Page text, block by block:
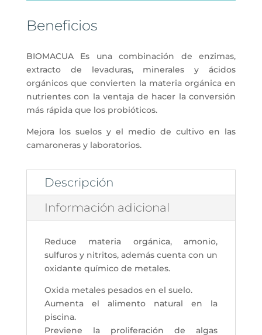
Beneficios
BIOMACUA Es una combinación de enzimas,
extracto de levaduras, minerales y ácidos
orgánicos que convierten la materia orgánica en
nutrientes con la ventaja de hacer la conversión
más rápida que los probióticos.
Mejora los suelos y el medio de cultivo en las
camaroneras y laboratorios.
Descripción
Información adicional
Reduce materia orgánica, amonio,
sulfuros y nitritos, además cuenta con un
oxidante químico de metales.
Oxida metales pesados en el suelo.
Aumenta el alimento natural en la
piscina.
Previene la proliferación de algas